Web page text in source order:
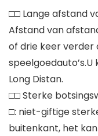
□□ Lange afstand
Afstand van
of drie keer verder
Long Distan.
□□ Sterke
□: niet-giftige
buitenkant, het